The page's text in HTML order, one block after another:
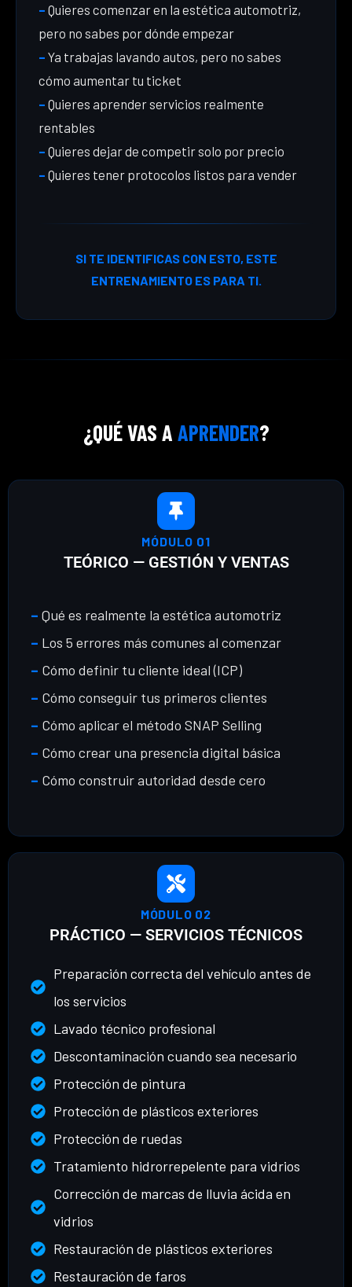
– Quieres comenzar en la estética automotriz,
pero no sabes por dónde empezar
– Ya trabajas lavando autos, pero no sabes
cómo aumentar tu ticket
– Quieres aprender servicios realmente
rentables
– Quieres dejar de competir solo por precio
– Quieres tener protocolos listos para vender
SI TE IDENTIFICAS CON ESTO, ESTE
ENTRENAMIENTO ES PARA TI.
¿QUÉ VAS A APRENDER?
MÓDULO 01
TEÓRICO — GESTIÓN Y VENTAS
– Qué es realmente la estética automotriz
– Los 5 errores más comunes al comenzar
– Cómo definir tu cliente ideal (ICP)
– Cómo conseguir tus primeros clientes
– Cómo aplicar el método SNAP Selling
– Cómo crear una presencia digital básica
– Cómo construir autoridad desde cero
MÓDULO 02
PRÁCTICO — SERVICIOS TÉCNICOS
Preparación correcta del vehículo antes de
los servicios
Lavado técnico profesional
Descontaminación cuando sea necesario
Protección de pintura
Protección de plásticos exteriores
Protección de ruedas
Tratamiento hidrorrepelente para vidrios
Corrección de marcas de lluvia ácida en
vidrios
Restauración de plásticos exteriores
Restauración de faros